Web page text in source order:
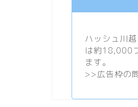
ハッシュ川
は約18,000
ます。
>>広告枠の